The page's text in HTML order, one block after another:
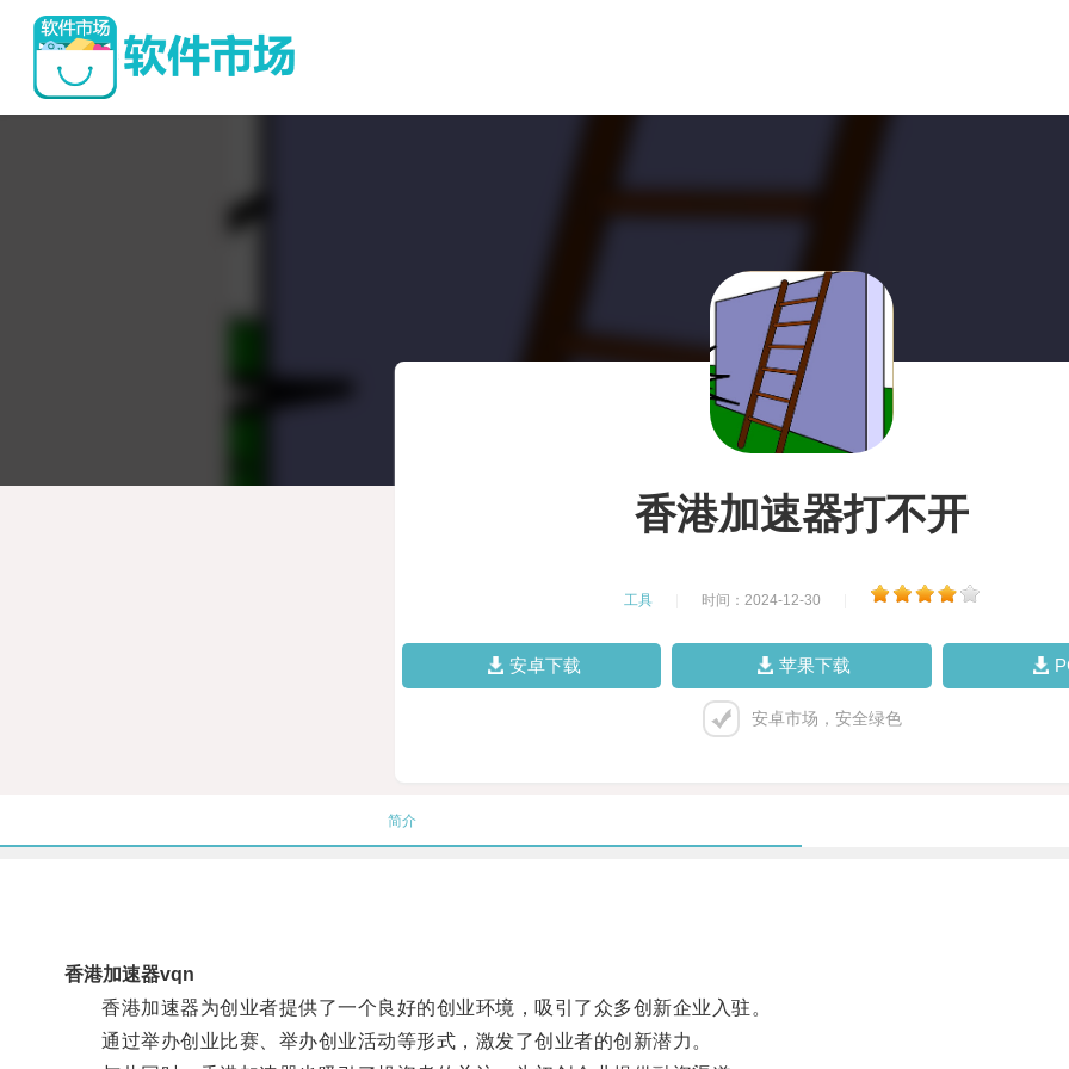
香港加速器打不开
工具 时间：2024-12-30
安卓下载 苹果下载
安卓市场，安全绿色
简介
香港加速器vqn
香港加速器为创业者提供了一个良好的创业环境，吸引了众多创新企业入驻。
通过举办创业比赛、举办创业活动等形式，激发了创业者的创新潜力。